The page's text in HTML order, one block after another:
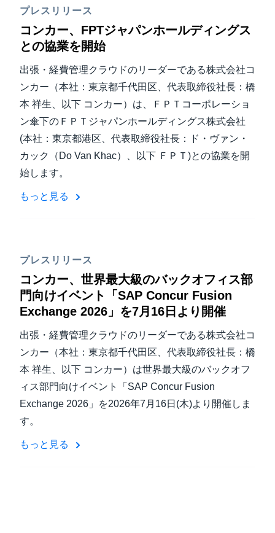
プレスリリース
コンカー、FPTジャパンホールディングス
との協業を開始
出張・経費管理クラウドのリーダーである株式会社コ
ンカー（本社：東京都千代田区、代表取締役社長：橋
本 祥生、以下 コンカー）は、ＦＰＴコーポレーショ
ン傘下のＦＰＴジャパンホールディングス株式会社
(本社：東京都港区、代表取締役社長：ド・ヴァン・
カック（Do Van Khac）、以下 ＦＰＴ)との協業を開
始します。
もっと見る
プレスリリース
コンカー、世界最大級のバックオフィス部
門向けイベント「SAP Concur Fusion
Exchange 2026」を7月16日より開催
出張・経費管理クラウドのリーダーである株式会社コ
ンカー（本社：東京都千代田区、代表取締役社長：橋
本 祥生、以下 コンカー）は世界最大級のバックオフ
ィス部門向けイベント「SAP Concur Fusion
Exchange 2026」を2026年7月16日(木)より開催しま
す。
もっと見る